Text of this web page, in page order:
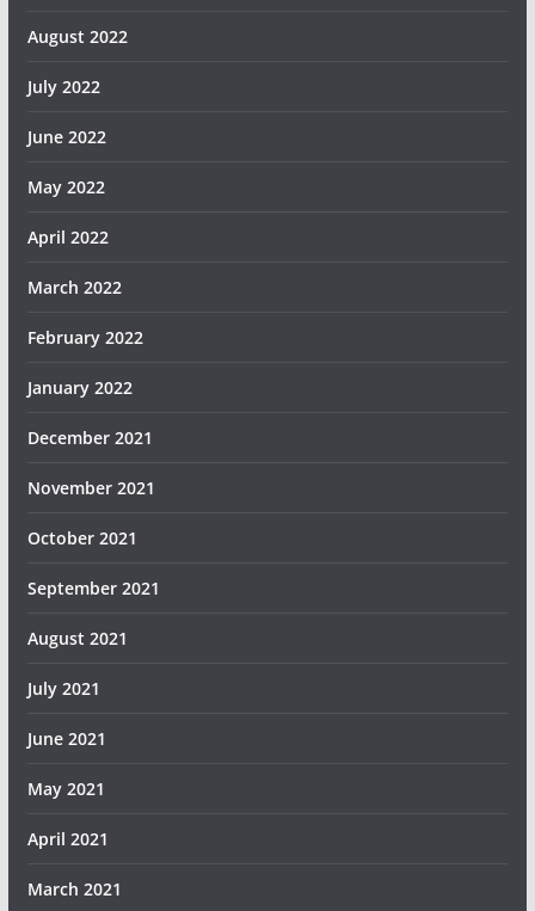
August 2022
July 2022
June 2022
May 2022
April 2022
March 2022
February 2022
January 2022
December 2021
November 2021
October 2021
September 2021
August 2021
July 2021
June 2021
May 2021
April 2021
March 2021